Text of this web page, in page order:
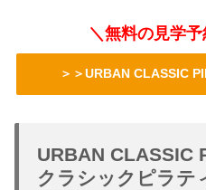
＼無料の見学
＞＞URBAN CLASSIC
URBAN CLASSIC
クラシックピラテ